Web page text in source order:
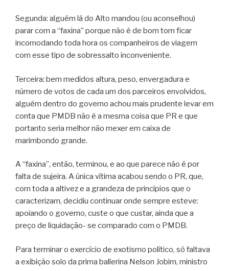
Segunda: alguém lá do Alto mandou (ou aconselhou)
parar com a “faxina” porque não é de bom tom ficar
incomodando toda hora os companheiros de viagem
com esse tipo de sobressalto inconveniente.
Terceira: bem medidos altura, peso, envergadura e
número de votos de cada um dos parceiros envolvidos,
alguém dentro do governo achou mais prudente levar em
conta que PMDB não é a mesma coisa que PR e que
portanto seria melhor não mexer em caixa de
marimbondo grande.
A “faxina”, então, terminou, e ao que parece não é por
falta de sujeira. A única vítima acabou sendo o PR, que,
com toda a altivez e a grandeza de princípios que o
caracterizam, decidiu continuar onde sempre esteve:
apoiando o governo, custe o que custar, ainda que a
preço de liquidação- se comparado com o PMDB.
Para terminar o exercício de exotismo político, só faltava
a exibição solo da prima ballerina Nelson Jobim, ministro